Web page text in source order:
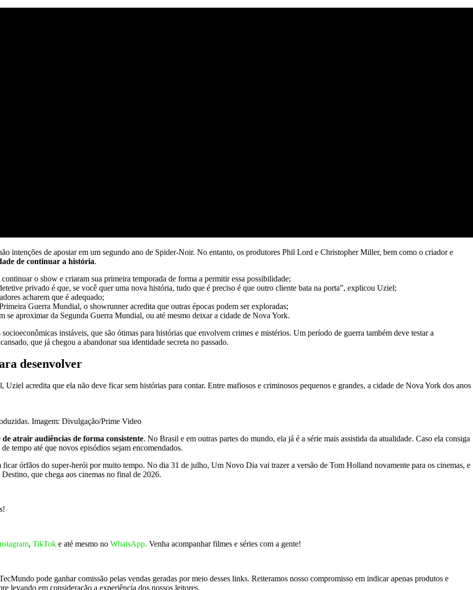
intenções de apostar em um segundo ano de Spider-Noir. No entanto, os produtores Phil Lord e Christopher Miller, bem como o criador e
de continuar a história.
o show e criaram sua primeira temporada de forma a permitir essa possibilidade;
privado é que, se você quer uma nova história, tudo que é preciso é que outro cliente bata na porta”, explicou Uziel;
acharem que é adequado;
Guerra Mundial, o showrunner acredita que outras épocas podem ser exploradas;
se aproximar da Segunda Guerra Mundial, ou até mesmo deixar a cidade de Nova York.
instáveis, que são ótimas para histórias que envolvem crimes e mistérios. Um período de guerra também deve testar a
que já chegou a abandonar sua identidade secreta no passado.
desenvolver
acredita que ela não deve ficar sem histórias para contar. Entre mafiosos e criminosos pequenos e grandes, a cidade de Nova York dos anos
Imagem: Divulgação/Prime Video
atrair audiências de forma consistente. No Brasil e em outras partes do mundo, ela já é a série mais assistida da atualidade. Caso ela consiga
tempo até que novos episódios sejam encomendados.
órfãos do super-herói por muito tempo. No dia 31 de julho, Um Novo Dia vai trazer a versão de Tom Holland novamente para os cinemas, e
que chega aos cinemas no final de 2026.
, TikTok e até mesmo no WhatsApp. Venha acompanhar filmes e séries com a gente!
pode ganhar comissão pelas vendas geradas por meio desses links. Reiteramos nosso compromisso em indicar apenas produtos e
levando em consideração a experiência dos nossos leitores.